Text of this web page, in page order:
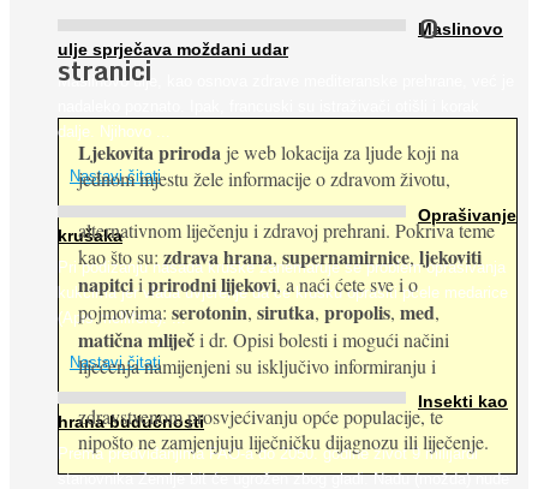
Maslinovo
ulje sprječava moždani udar
Maslinovo ulje, kao osnova zdrave mediteranske prehrane, već je
dalje. Njihovo ...
Nastavi čitati
Oprašivanje
krušaka
Pri podizanju nasada kruške zanemaruje se problem oprašivanja
kukcima jer vlada uvjerenje da će krušku oprašiti pčele medarice
(Apis mellifera). ...
Nastavi čitati
Insekti kao
hrana budućnosti
Prema predviđanjima FAO-a do 2050. godine život 9 milijardi
stanovnika Zemlje bit će ugrožen zbog gladi. Nadu (možda) nude
O
stranici
Ljekovita priroda je web lokacija za ljude koji na
jednom mjestu žele informacije o zdravom životu,
alternativnom liječenju i zdravoj prehrani. Pokriva teme
kao što su: zdrava hrana, supernamirnice, ljekoviti
napitciiprirodni lijekovi, a naći ćete sve i o
pojmovima: serotonin, sirutka, propolis, med,
matična mliječi dr. Opisi bolesti i mogući načini
liječenja namijenjeni su isključivo informiranju i
zdravstvenom prosvjećivanju opće populacije, te
nipošto ne zamjenjuju liječničku dijagnozu ili liječenje.